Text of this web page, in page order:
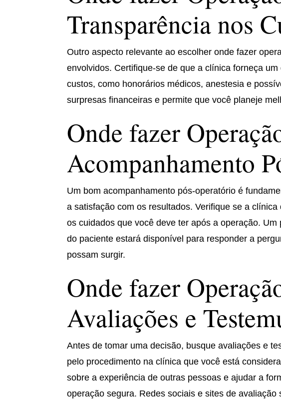
Transparência nos
Outro aspecto relevante ao escolher onde fazer
envolvidos. Certifique-se de que a clínica forneça
custos, como honorários médicos, anestesia e
surpresas financeiras e permite que você planeje
Onde fazer
Acompanhamento
Um bom acompanhamento pós-operatório é
a satisfação com os resultados. Verifique se a
os cuidados que você deve ter após a operação.
do paciente estará disponível para responder a
possam surgir.
Onde fazer
Avaliações e
Antes de tomar uma decisão, busque avaliações e
pelo procedimento na clínica que você está
sobre a experiência de outras pessoas e ajudar a
operação segura. Redes sociais e sites de avaliação